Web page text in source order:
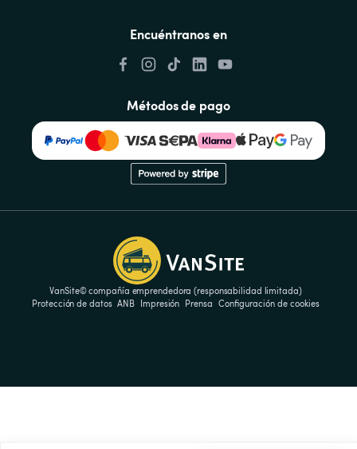
Encuéntranos en
Métodos de pago
VanSite© compañía emprendedora (responsabilidad limitada)
Protección de datos ANB Impresión Prensa Configuración de cookies